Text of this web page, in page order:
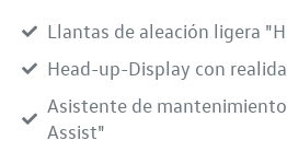
Llantas de aleación ligera
Head-up-Display con
Asistente de
Assist"